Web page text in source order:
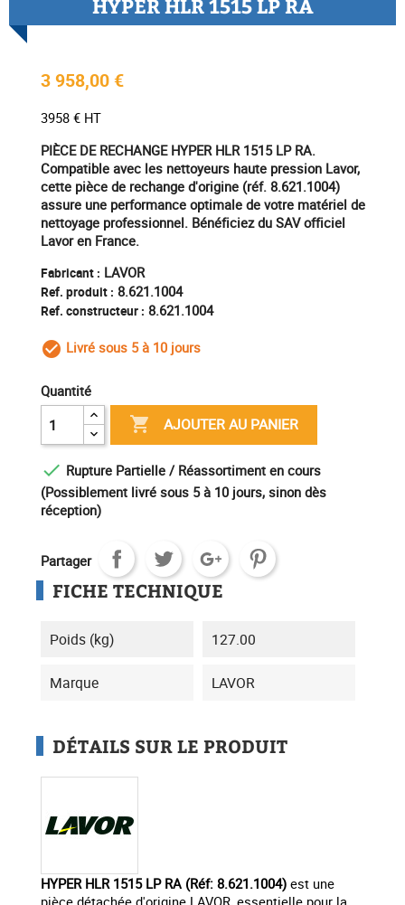
HYPER HLR 1515 LP RA
3 958,00 €
3958 € HT
PIÈCE DE RECHANGE HYPER HLR 1515 LP RA.
Compatible avec les nettoyeurs haute pression Lavor,
cette pièce de rechange d'origine (réf. 8.621.1004)
assure une performance optimale de votre matériel de
nettoyage professionnel. Bénéficiez du SAV officiel
Lavor en France.
Fabricant : LAVOR
Ref. produit : 8.621.1004
Ref. constructeur : 8.621.1004
check_circle_outline
Livré sous 5 à 10 jours
Quantité
 AJOUTER AU PANIER
 Rupture Partielle / Réassortiment en cours
(Possiblement livré sous 5 à 10 jours, sinon dès
réception)
Partager
FICHE TECHNIQUE
Poids (kg) 127.00
Marque LAVOR
DÉTAILS SUR LE PRODUIT
HYPER HLR 1515 LP RA (Réf: 8.621.1004) est une